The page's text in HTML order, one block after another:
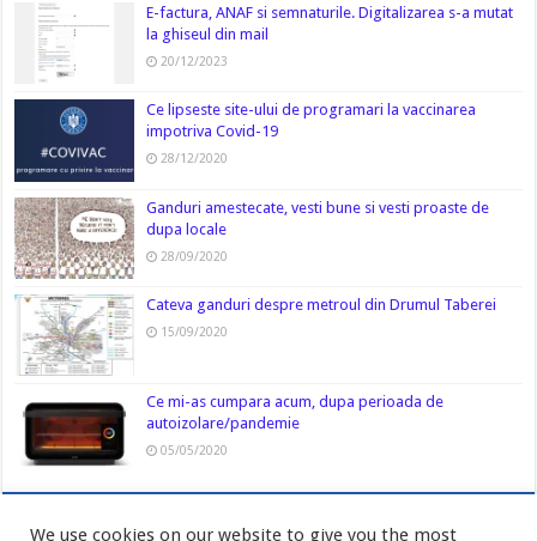
E-factura, ANAF si semnaturile. Digitalizarea s-a mutat
la ghiseul din mail
20/12/2023
Ce lipseste site-ului de programari la vaccinarea
impotriva Covid-19
28/12/2020
Ganduri amestecate, vesti bune si vesti proaste de
dupa locale
28/09/2020
Cateva ganduri despre metroul din Drumul Taberei
15/09/2020
Ce mi-as cumpara acum, dupa perioada de
autoizolare/pandemie
05/05/2020
We use cookies on our website to give you the most